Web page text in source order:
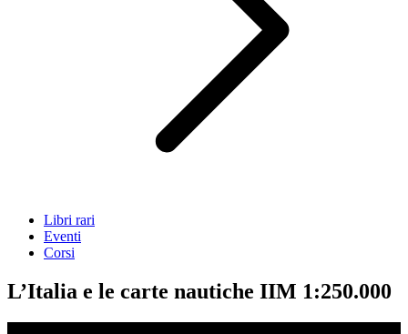
Libri rari
Eventi
Corsi
L’Italia e le carte nautiche IIM 1:250.000